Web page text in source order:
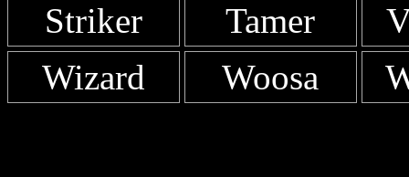
Striker
Tamer
Wizard
Woosa